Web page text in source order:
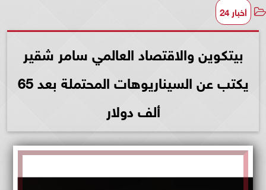
أخبار 24
بيتكوين والاقتصاد العالمي سامر شقير
يكتب عن السيناريوهات المحتملة بعد 65
ألف دولار